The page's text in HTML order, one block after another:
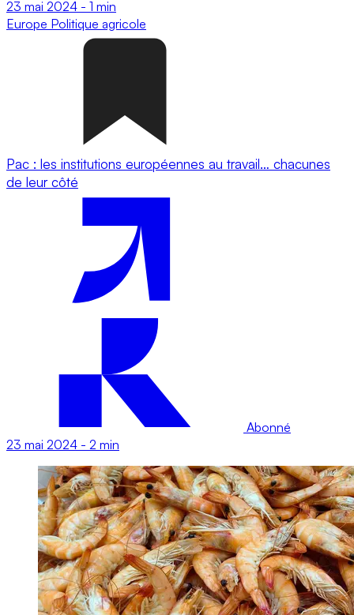
23 mai 2024 - 1 min
Europe Politique agricole
Pac : les institutions européennes au travail… chacunes
de leur côté
Abonné
23 mai 2024 - 2 min